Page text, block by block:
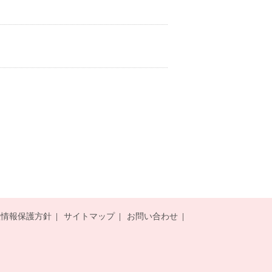
報保護方針 サイトマップ お問い合わせ